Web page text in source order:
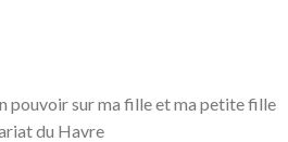
pouvoir sur ma fille et ma petite fille
du Havre